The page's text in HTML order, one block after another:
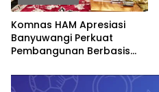
Komnas HAM Apresiasi
Banyuwangi Perkuat
Pembangunan Berbasis